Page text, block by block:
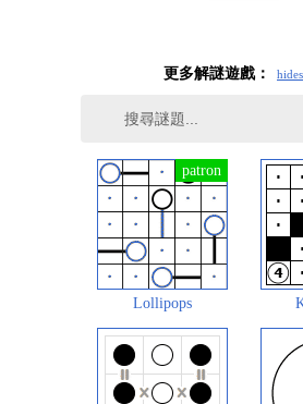
更多解謎遊戲： hide
Lollipops